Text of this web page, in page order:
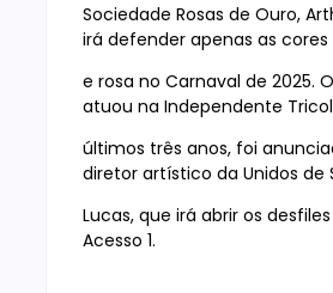
Sociedade Rosas de Ouro,
irá defender apenas as cores
e rosa no Carnaval de 2025.
atuou na Independente
últimos três anos, foi
diretor artístico da Unidos de
Lucas, que irá abrir os
Acesso 1.